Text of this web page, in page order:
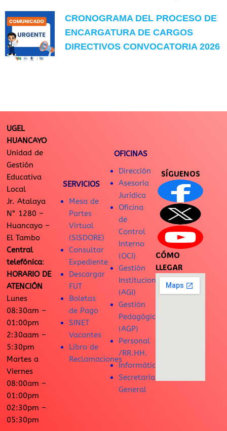
CRONOGRAMA DEL PROCESO DE
ENCARGATURA DE CARGOS
DIRECTIVOS CONVOCATORIA 2026
UGEL
HUANCAYO
Unidad de
Gestión
Educativa
Local
Jr. Atalaya
N° 1280 –
Huancayo –
El Tambo
Central
telefónica:
HORARIO DE
ATENCIÓN
Lunes
08:30am –
01:00pm
2:30aam –
5:30pm
Martes a
Viernes
08:00am –
01:00pm
02:30pm –
05:30pm
SERVICIOS
Mesa de
Partes
Virtual
(SISDORE)
Consultar
Expediente
Descargar
FUT
Boletas
de Pago
SINET
Vacantes
Libro de
Reclamaciones
OFICINAS
Dirección
Asesoría
Jurídica
Oficina
de
Control
Interno
(OCI)
Gestión
Institucional
(AGI)
Gestión
Pedagógica
(AGP)
Personal
/RR.HH.
Informática
Secretaría
General
SÍGUENOS
CÓMO
LLEGAR